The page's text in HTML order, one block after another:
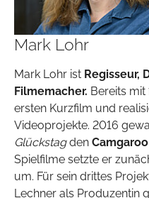
Mark Lohr
Mark Lohr ist Regisseur,
Filmemacher. Bereits mit
ersten Kurzfilm und
Videoprojekte. 2016
Glückstagden
Spielfilme setzte er
um. Für sein drittes
Lechner als Produzentin